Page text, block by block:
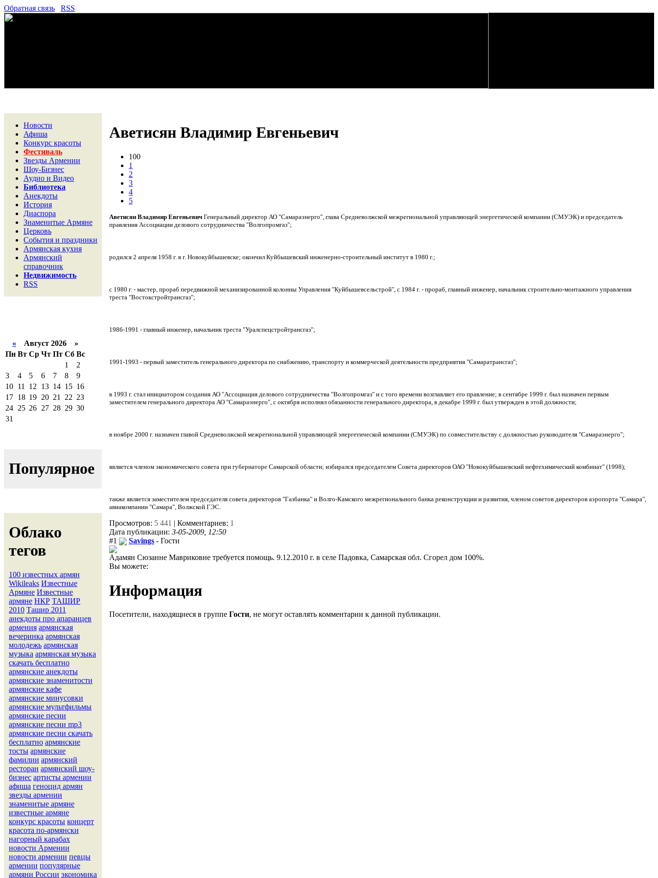
Обратная связь RSS
Новости
Афиша
Конкурс красоты
Фестиваль
Звезды Армении
Шоу-Бизнес
Аудио и Видео
Библиотека
Анекдоты
История
Диаспора
Знаменитые Армяне
Церковь
События и праздники
Армянская кухня
Армянский
справочник
Недвижимость
RSS
« Август 2026 »
Пн Вт Ср Чт Пт Сб Вс
1
2
3
4 5 6 7 8
9
10 11 12 13 14 15 16
17 18 19 20 21 22 23
24 25 26 27 28 29 30
31
Популярное
Облако
тегов
100 известных армян
Wikileaks Известные
Армяне Известные
армяне НКР ТАШИР
2010 Ташир 2011
анекдоты про апаранцев
армения армянская
вечеринка армянская
молодежь армянская
музыка армянская музыка
скачать бесплатно
армянские анекдоты
армянские знаменитости
армянские кафе
армянские минусовки
армянские мультфильмы
армянские песни
армянские песни mp3
армянские песни скачать
бесплатно армянские
тосты армянские
фамилии армянский
ресторан армянский шоу-
бизнес артисты армении
афиша геноцид армян
звезды армении
знаменитые армяне
известные армяне
конкурс красоты концерт
красота по-армянски
нагорный карабах
новости Армении
новости армении певцы
армении популярные
армяни России экономика
Аветисян Владимир Евгеньевич
100
1
2
3
4
5
Аветисян Владимир Евгеньевич Генеральный директор АО "Самараэнерго", глава Средневолжской межрегиональной управляющей энергетической компании (СМУЭК) и председатель
правления Ассоциации делового сотрудничества "Волгопромгаз";
родился 2 апреля 1958 г. в г. Новокуйбышевске; окончил Куйбышевский инженерно-строительный институт в 1980 г.;
с 1980 г. - мастер, прораб передвижной механизированной колонны Управления "Куйбышевсельстрой", с 1984 г. - прораб, главный инженер, начальник строительно-монтажного управления
треста "Востокстройтрансгаз";
1986-1991 - главный инженер, начальник треста "Уралспецстройтрансгаз";
1991-1993 - первый заместитель генерального директора по снабжению, транспорту и коммерческой деятельности предприятия "Самаратрансгаз";
в 1993 г. стал инициатором создания АО "Ассоциация делового сотрудничества "Волгопромгаз" и с того времени возглавляет его правление; в сентябре 1999 г. был назначен первым
заместителем генерального директора АО "Самараэнерго", с октября исполнял обязанности генерального директора, в декабре 1999 г. был утвержден в этой должности;
в ноябре 2000 г. назначен главой Средневолжской межрегиональной управляющей энергетической компании (СМУЭК) по совместительству с должностью руководителя "Самараэнерго";
является членом экономического совета при губернаторе Самарской области; избирался председателем Совета директоров ОАО "Новокуйбышевский нефтехимический комбинат" (1998);
также является заместителем председателя совета директоров "Газбанка" и Волго-Камского межрегионального банка реконструкции и развития, членом советов директоров аэропорта "Самара",
авиакомпании "Самара", Волжской ГЭС.
Просмотров: 5 441 | Комментариев: 1
Дата публикации: 3-05-2009, 12:50
#1
Savings - Гости
Адамян Сюзанне Мавриковне требуется помощь. 9.12.2010 г. в селе Падовка, Самарская обл. Сгорел дом 100%.
Вы можете:
Информация
Посетители, находящиеся в группе Гости, не могут оставлять комментарии к данной публикации.